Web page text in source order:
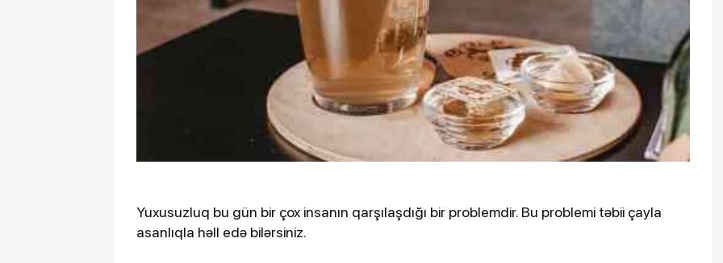
Yuxusuzluq bu gün bir çox insanın qarşılaşdığı bir problemdir. Bu problemi təbii çayla
asanlıqla həll edə bilərsiniz.